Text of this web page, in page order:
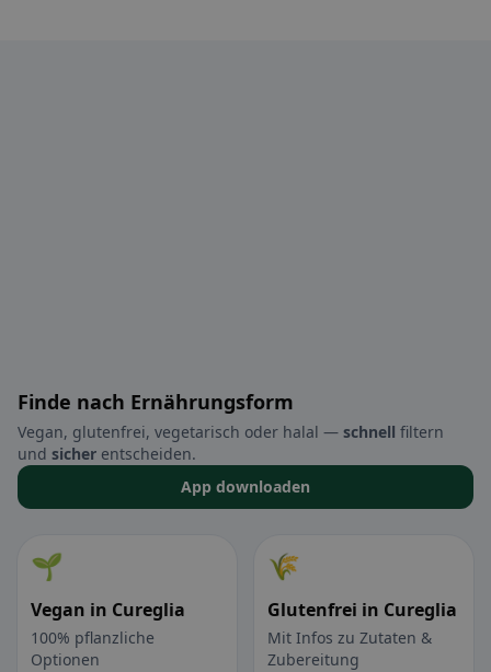
Finde nach Ernährungsform
Vegan, glutenfrei, vegetarisch oder halal — schnell filtern
und sicher entscheiden.
App downloaden
🌱
Vegan in Cureglia
100% pflanzliche
Optionen
🌾
Glutenfrei in Cureglia
Mit Infos zu Zutaten &
Zubereitung